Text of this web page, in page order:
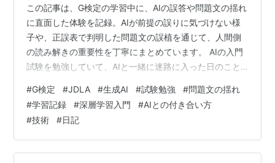
この記事は、G検定の学習中に、AIの誤答や問題文の揺れ
に直面した体験を記録。AIが前提の誤りに気づけない様
子や、正誤表で判明した問題文の誤植を通じて、人間側
の読み解きの重要性を丁寧にまとめています。 AIの入門
試験を勉強していて、AIと一緒に迷路に入った日のこと
ざと間違った正答を渡してみた どう考えても正答が合わ
ない問題 正誤表：問題文が間違っていました 今日の学び
関連情報 AIの入門試験を勉強していて、AIと一緒に迷路
に入った日のこと 最近、G検定のテキストを読み進めて
いる。 AIを“使う側”から、“作る側の入口”へ向かうための
#G検定 #JDLA #生成AI #試験勉強 #問題文の揺れ
#学習記録 #深層学習入門 #AIとの付き合い方
#技術 #日記